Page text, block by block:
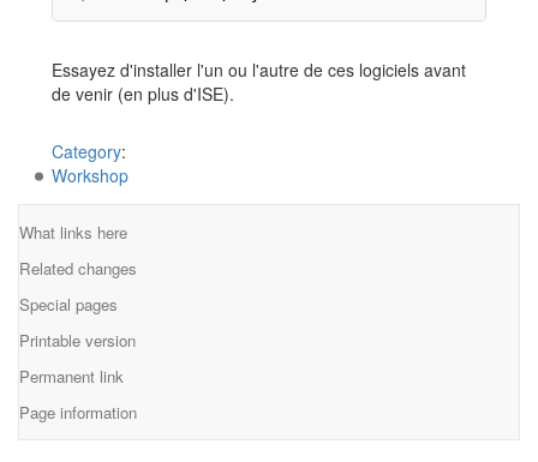
Essayez d'installer l'un ou l'autre de ces logiciels avant
de venir (en plus d'ISE).
Category:
Workshop
What links here
Related changes
Special pages
Printable version
Permanent link
Page information